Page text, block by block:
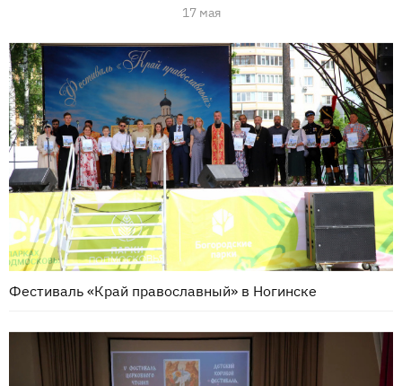
17 мая
Фестиваль «Край православный» в Ногинске